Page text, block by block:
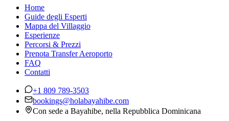
Home
Guide degli Esperti
Mappa del Villaggio
Esperienze
Percorsi & Prezzi
Prenota Transfer Aeroporto
FAQ
Contatti
+1 809 789-3503
bookings@holabayahibe.com
Con sede a Bayahibe, nella Repubblica Dominicana